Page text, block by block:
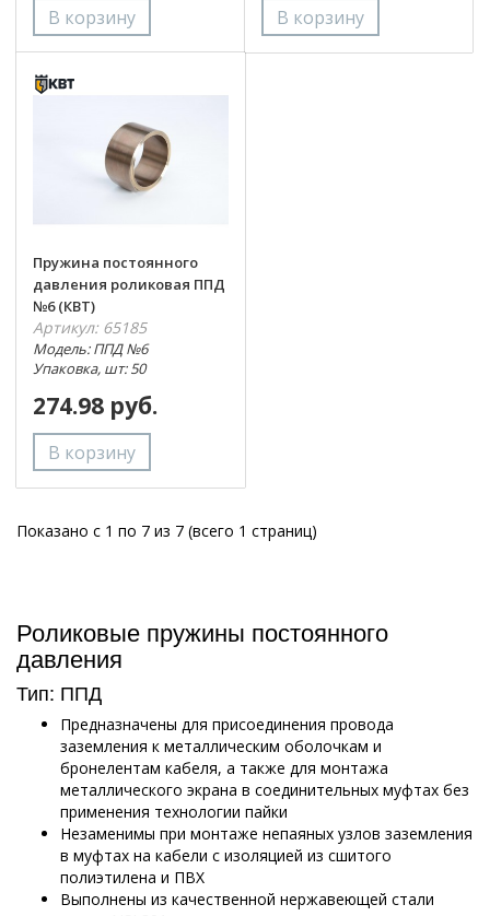
Пружина постоянного
давления роликовая ППД
№6 (КВТ)
Артикул: 65185
Модель: ППД №6
Упаковка, шт: 50
274.98 руб.
Показано с 1 по 7 из 7 (всего 1 страниц)
Роликовые пружины постоянного
давления
Тип: ППД
Предназначены для присоединения провода
заземления к металлическим оболочкам и
бронелентам кабеля, а также для монтажа
металлического экрана в соединительных муфтах без
применения технологии пайки
Незаменимы при монтаже непаяных узлов заземления
в муфтах на кабели с изоляцией из сшитого
полиэтилена и ПВХ
Выполнены из качественной нержавеющей стали